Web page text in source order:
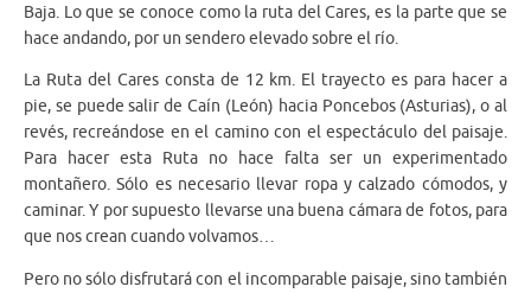
Baja. Lo que se conoce como la ruta del Cares, es la parte que se
hace andando, por un sendero elevado sobre el río.
La Ruta del Cares consta de 12 km. El trayecto es para hacer a
pie, se puede salir de Caín (León) hacia Poncebos (Asturias), o al
revés, recreándose en el camino con el espectáculo del paisaje.
Para hacer esta Ruta no hace falta ser un experimentado
montañero. Sólo es necesario llevar ropa y calzado cómodos, y
caminar. Y por supuesto llevarse una buena cámara de fotos, para
que nos crean cuando volvamos…
Pero no sólo disfrutará con el incomparable paisaje, sino también